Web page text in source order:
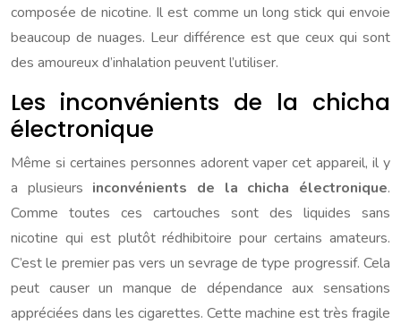
composée de nicotine. Il est comme un long stick qui envoie
beaucoup de nuages. Leur différence est que ceux qui sont
des amoureux d’inhalation peuvent l’utiliser.
Les inconvénients de la chicha
électronique
Même si certaines personnes adorent vaper cet appareil, il y
a plusieurs inconvénients de la chicha électronique.
Comme toutes ces cartouches sont des liquides sans
nicotine qui est plutôt rédhibitoire pour certains amateurs.
C’est le premier pas vers un sevrage de type progressif. Cela
peut causer un manque de dépendance aux sensations
appréciées dans les cigarettes. Cette machine est très fragile